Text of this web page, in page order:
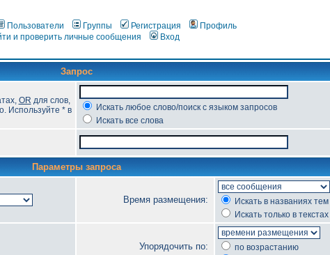
Пользователи Группы Регистрация
Профиль
и проверить личные сообщения
Вход
Запрос
OR для слов,
Используйте * в
Искать любое слово/поиск с языком запросов
Искать все слова
Параметры запроса
Время размещения:
Искать в названиях
Искать только в
Упорядочить по:
по возрастанию